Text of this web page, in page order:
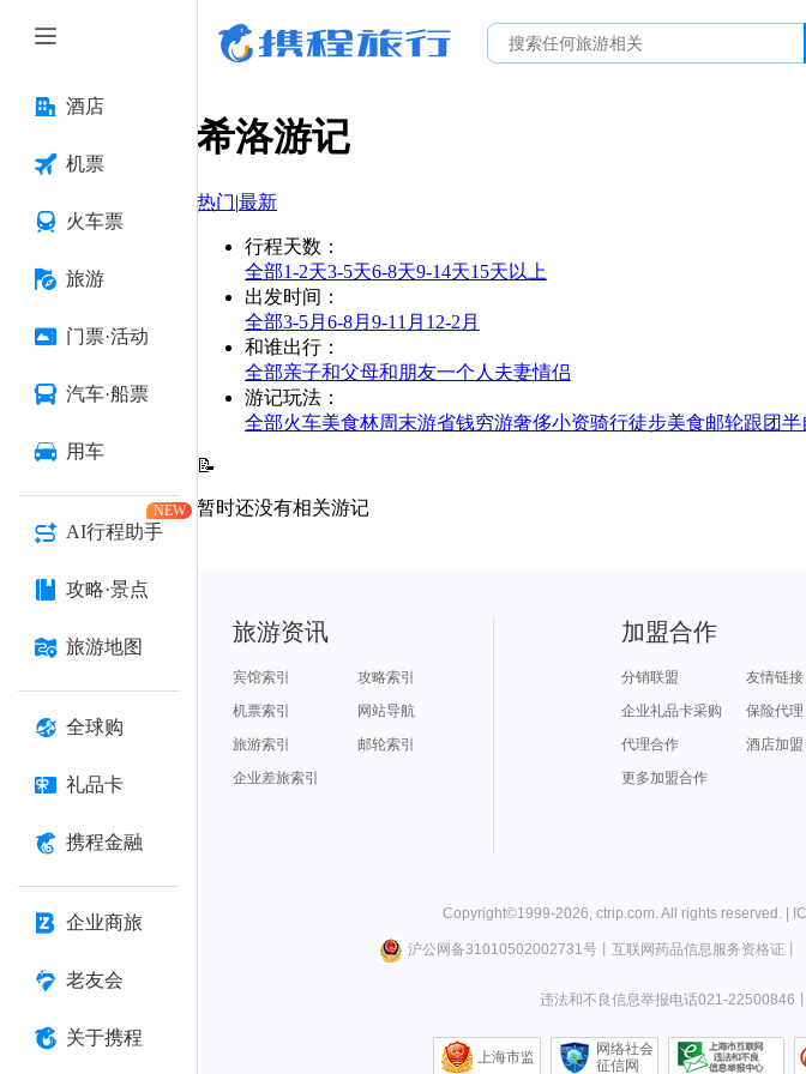
酒店
机票
火车票
旅游
门票·活动
汽车·船票
用车
AI行程助手
NEW
攻略·景点
旅游地图
全球购
礼品卡
携程金融
企业商旅
老友会
关于携程
希洛游记
热门|最新
行程天数 ：
全部1-2天3-5天6-8天9-14天15天以上
出发时间 ：
全部3-5月 6-8月 9-11月 12-2月
和谁出行 ：
全部亲子和父母和朋友一个人 夫妻情侣
游记玩法 ：
全部火车美食林周末游省钱穷游奢侈小资骑行徒步美食邮轮跟团半
📝
暂时还没有相关游记
旅游资讯
宾馆索引
攻略索引
机票索引
网站导航
旅游索引
邮轮索引
企业差旅索引
加盟合作
分销联盟
友情链接
企业礼品卡采购
保险代理
代理合作
酒店加盟
更多加盟合作
Copyright©1999-2026, ctrip.com. All rights reserved. |
沪公网备31010502002731号丨 互联网药品信息服务资格证
违法和不良信息举报电话021-22500846
上海市监
网络社会
征信网